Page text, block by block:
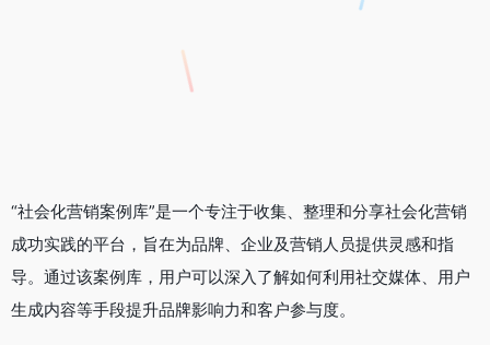
“社会化营销案例库”是一个专注于收集、整理和分享社会化营销
成功实践的平台，旨在为品牌、企业及营销人员提供灵感和指
导。通过该案例库，用户可以深入了解如何利用社交媒体、用户
生成内容等手段提升品牌影响力和客户参与度。